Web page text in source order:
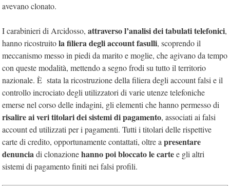
avevano clonato.
I carabinieri di Arcidosso, attraverso l’analisi dei tabulati telefonici,
hanno ricostruitola filiera degli account fasulli, scoprendo il
meccanismo messo in piedi da marito e moglie, che agivano da tempo
con queste modalità, mettendo a segno frodi su tutto il territorio
nazionale. È stata la ricostruzione della filiera degli account falsi e il
controllo incrociato degli utilizzatori di varie utenze telefoniche
emerse nel corso delle indagini, gli elementi che hanno permesso di
risalire ai veri titolari dei sistemi di pagamento, associati ai falsi
account ed utilizzati per i pagamenti. Tutti i titolari delle rispettive
carte di credito, opportunamente contattati, oltre apresentare
denunciadi clonazionehanno poi bloccato le cartee gli altri
sistemi di pagamento finiti nei falsi profili.